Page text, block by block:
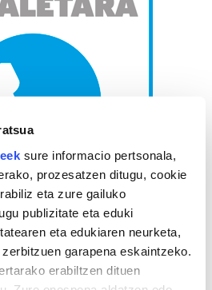
sure informacio pertsonala,
prozesatzen ditugu, cookie
eta zure gailuko
publizitate eta eduki
eta edukiaren neurketa,
garapena eskaintzeko.
erabiltzen dituen
AGENDA
2026